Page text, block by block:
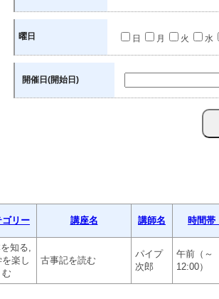
曜日 日 月 火 水
開催日(開始日)
ゴリー 講座名 講師名 時間
を知る,
楽し
む
古事記を読む
パイプ
次郎
午前（～
12:00）